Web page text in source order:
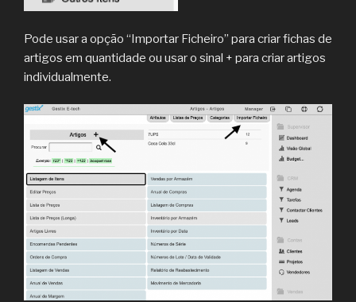
Pode usar a opção “Importar Ficheiro” para criar fichas de
artigos em quantidade ou usar o sinal + para criar artigos
individualmente.